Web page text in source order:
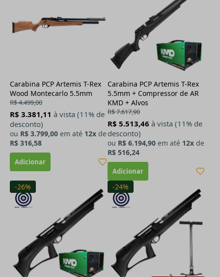
Carabina PCP Artemis T-Rex
Wood Montecarlo 5.5mm
R$ 4.499,00
R$ 3.381,11 à vista (11% de
desconto)
ou R$ 3.799,00 em até 12x de
R$ 316,58
Carabina PCP Artemis T-Rex
5.5mm + Compressor de AR
KMD + Alvos
R$ 7.617,90
R$ 5.513,46 à vista (11% de
desconto)
ou R$ 6.194,90 em até 12x de
R$ 516,24
-26% -24%